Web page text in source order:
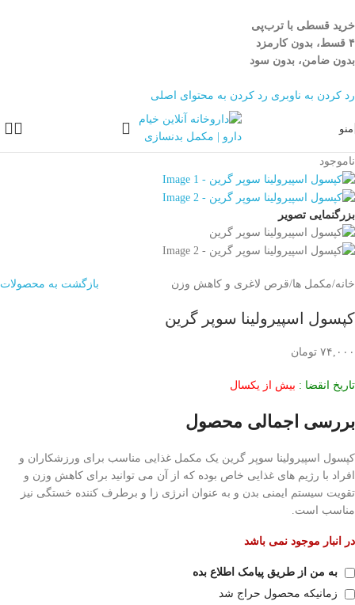
خرید قسطی با ترب‌پی
۴ قسط، بدون کارمزد
بدون ضامن، بدون سود
رد کردن به ناوبری رد کردن به محتوای اصلی
منو
ناموجود
بزرگنمایی تصویر
خانه/مکمل ها/قرص لاغری و کاهش وزن بازگشت به محصولات
کپسول اسپیرولینا سوپر گرین
۷۴,۰۰۰ تومان
تاریخ انقضا : بیش از یکسال
بررسی اجمالی محصول
کپسول اسپیرولینا سوپر گرین یک مکمل غذایی مناسب برای ورزشکاران و
افراد با رژیم های غذایی خاص بوده که از آن می توانید برای کاهش وزن و
تقویت سیستم ایمنی بدن و به عنوان انرژی زا و برطرف کننده خستگی نیز
مناسب است.
در انبار موجود نمی باشد
به من از طریق پیامک اطلاع بده
زمانیکه محصول حراج شد